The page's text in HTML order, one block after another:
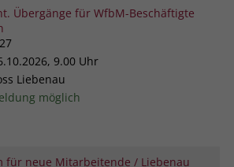
Übergänge für WfbM-Beschäftigte
9.00 Uhr
Liebenau
möglich
für neue Mitarbeitende / Liebenau